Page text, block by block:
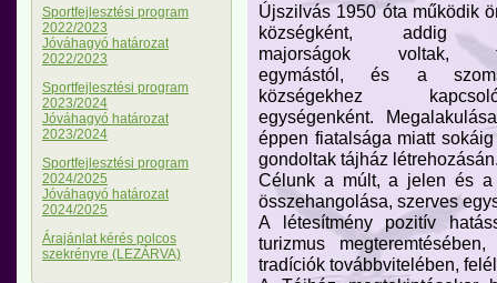
Sportfejlesztési program
2022/2023
Jóváhagyó határozat
2022/2023
Sportfejlesztési program
2023/2024
Jóváhagyó határozat
2023/2024
Sportfejlesztési program
2024/2025
Jóváhagyó határozat
2024/2025
Árajánlat kérés polcos
szekrényre (LEZÁRVA)
Újszilvás 1950 óta működik
községként, addig
majorságok voltak,
egymástól, és a
községekhez
egységenként.
éppen fiatalsága miatt
gondoltak tájház
Célunk a múlt, a jelen és a
összehangolása, szerves
A létesítmény pozitív
turizmus
tradíciók továbbvitelében,